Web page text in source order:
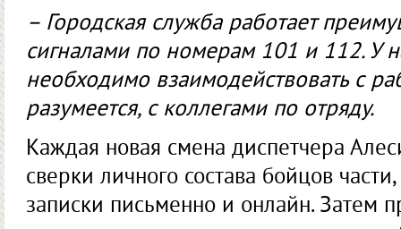
– Городская служба работает
сигналами по номерам 101 и 112. У
необходимо взаимодействовать с
разумеется, с коллегами по отряду.
Каждая новая смена диспетчера
сверки личного состава бойцов
записки письменно и онлайн. Затем